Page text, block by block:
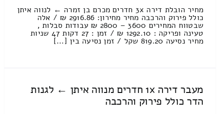
מחיר הובלת דירה 3x חדרים מכרם בן זמרה ← לנווה איתן
כולל פירוק והרכבה מחיר מחירון: 2916.86 ₪ / אלה
שבטווח המחירים 3600 – 2800 ₪ עבודות סבלות ,
טעינה ופריקה : 1292.10 ₪ / זמן : 27 דקות 47 שניות
מחיר נסיעה 819.20 שקל / זמן נסיעה בין [...]
מעבר דירה 1x חדרים מנווה איתן ← לגנות
הדר כולל פירוק והרכבה